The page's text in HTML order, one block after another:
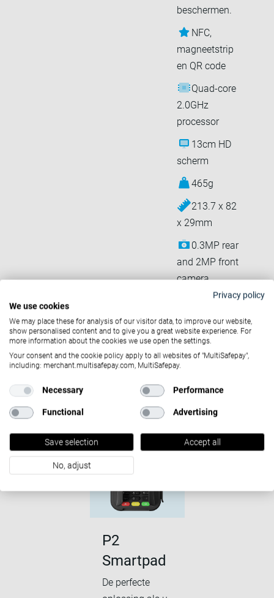
beschermen.
NFC,
magneetstrip
en QR code
Quad-core
2.0GHz
processor
13cm HD
scherm
465g
213.7 x 82
x 29mm
0.3MP rear
and 2MP front
camera
1-2GB
RAM + 8-16GB
ROM
Bekijk alle terminals
P2
Smartpad
De perfecte
Privacy policy
We use cookies
We may place these for analysis of our visitor data, to improve our website,
show personalised content and to give you a great website experience. For
more information about the cookies we use open the settings.
Your consent and the cookie policy apply to all websites of "MultiSafepay",
including: merchant.multisafepay.com, MultiSafepay.
Necessary Performance
Functional Advertising
Save selection Accept all
No, adjust